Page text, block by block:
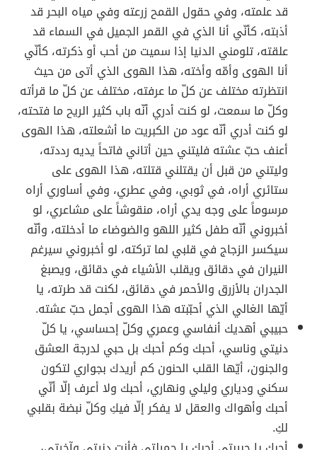
قد علمته، وفي حقول القمح زرعته وفي مياه البحر قد
أذبته، كأنّي أنا الذي في القمر الجميل في السماء قد
علقته، تلومني الدنيا إذا سميت من أحب أو ذكرته، كأنّي
أنا الهوى وأمّه وأخته، هذا الهوى الذي أتى من حيث
انتظرته مختلف عن كلّ ما عرفته، مختلف عن كلّ ما قرأته
وكلّ ما سمعت، لو كنت أدري أنّه باب كثير الريح ما فتحته،
لو كنت أدري أنّه عود من الكبريت ما أشعلته، هذا الهوى
أعنف حبّ عشته فليتني حين أتاني فاتحاً يديه رددته،
وليتني من قبل أن يقتلني قتلته، هذا الهوى على
ستائري أراه، في ثوبي، وفي عطري، وفي أساوري أراه
مرسوماً على وجه يدي أراه، منقوشاً على مشاعري، لو
أخبروني أنّه طفل كثير اللهو والضوضاء ما أدخلته، وأنّه
سيكسر الزجاج في قلبي لما تركته، لو أخبروني سيرغم
النيران في دقائق ويقلب الأشياء في دقائق، ويصبغ
الجدران بالأزرق والأحمر في دقائق، لكنت قد طرته، يا
أيّها الغالي الذي أحبّبته هذا الهوى أجمل حبّ عشته.
حبيبي أهديك أنفاسي وعمري وكلّ إحساسي، يا كلّ
دنيتي وناسي، أحبك وكم أحبك بل حبي لدرجة العشق
والجنون، أيّها القلب الحنون كم أريدك بجواري لتكون
سكني ودياري وليلي ونهاري، أحبك ولا أعرف إلّا أنّي
أحبك وأهواك والعقل لا يفكر إلّا فيكِ وكلّ نبضة بقلبي
لكِ.